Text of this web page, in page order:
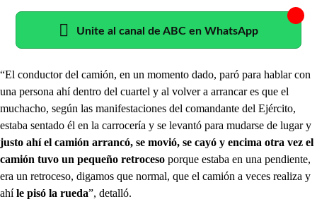
Unite al canal de ABC en WhatsApp
“El conductor del camión, en un momento dado, paró para hablar con
una persona ahí dentro del cuartel y al volver a arrancar es que el
muchacho, según las manifestaciones del comandante del Ejército,
estaba sentado él en la carrocería y se levantó para mudarse de lugar y
justo ahí el camión arrancó, se movió, se cayó y encima otra vez el
camión tuvo un pequeño retroceso porque estaba en una pendiente,
era un retroceso, digamos que normal, que el camión a veces realiza y
ahíle pisó la rueda”, detalló.